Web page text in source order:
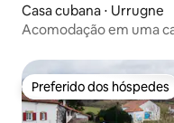
Casa cubana ⋅ Urrugne
Acomodação em uma
Preferido dos hóspedes
Preferido dos hóspedes